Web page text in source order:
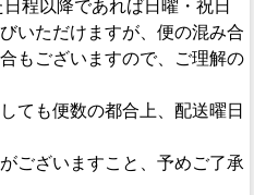
程以降であれば日曜・祝日
いただけますが、便の混み合
もございますので、ご理解の
ても便数の都合上、配送曜日
ございますこと、予めご了承